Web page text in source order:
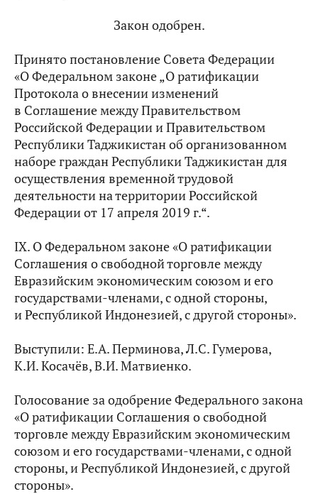
Закон одобрен.
Принято постановление Совета Федерации
«О Федеральном законе „О ратификации
Протокола о внесении изменений
в Соглашение между Правительством
Российской Федерации и Правительством
Республики Таджикистан об организованном
наборе граждан Республики Таджикистан для
осуществления временной трудовой
деятельности на территории Российской
Федерации от 17 апреля 2019 г.“.
IX. О Федеральном законе «О ратификации
Соглашения о свободной торговле между
Евразийским экономическим союзом и его
государствами-членами, с одной стороны,
и Республикой Индонезией, с другой стороны».
Выступили: Е.А. Перминова, Л.С. Гумерова,
К.И. Косачёв, В.И. Матвиенко.
Голосование за одобрение Федерального закона
«О ратификации Соглашения о свободной
торговле между Евразийским экономическим
союзом и его государствами-членами, с одной
стороны, и Республикой Индонезией, с другой
стороны».